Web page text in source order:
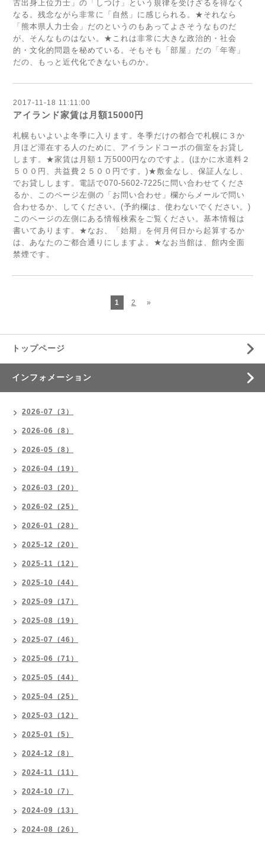
古出身上位力士」の「しつけ」という規律を受けざるを得なく
なる。残念ながら非常に「自然」に感じられる。★それなら
「熊本県人力士会」だのというのもあってよさそうなものだ
が、そんなものはない。★これは非常に大きな政治的・社会
的・文化的問題を秘めている。そもそも「部屋」だの「年寄」
だの、もっと近代化できないものか。
2017-11-18 11:11:00
アイランド家賃は月額15000円
札幌もいよいよ冬季に入ります。冬季だけの都合で札幌に３か
月ほど滞在する人のために、アイランドコーポの個室をお貸し
します。★家賃は月額１万5000円なのですよ。(ほかに水道料２
５００円、共益費２５００円です。)★敷金なし、保証人なし、
でお貸しします。電話で070-5602-7225に問い合わせてくださ
るか、このページ左側の「お問い合わせ」欄からメールで問い
合わせるか、してください。(予約欄は、使わないでください。)
このページの左側にある情報検索をご覧ください。基本情報は
書いてあります。★なお、「始期」を何月何日から起算するか
は、あなたのご都合通りにしますよ。★なお当館は、館内全面
禁煙です。
1 2 »
トップページ
インフォメーション
2026-07（3）
2026-06（8）
2026-05（8）
2026-04（19）
2026-03（20）
2026-02（25）
2026-01（28）
2025-12（20）
2025-11（12）
2025-10（44）
2025-09（17）
2025-08（19）
2025-07（46）
2025-06（71）
2025-05（44）
2025-04（25）
2025-03（12）
2025-01（5）
2024-12（8）
2024-11（11）
2024-10（7）
2024-09（13）
2024-08（26）